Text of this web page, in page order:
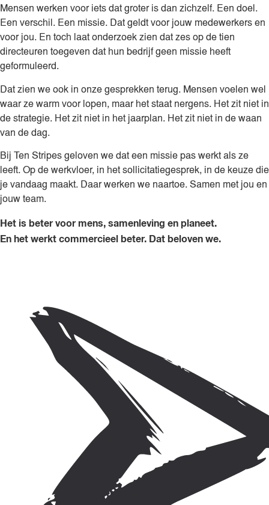
Mensen werken voor iets dat groter is dan zichzelf. Een doel.
Een verschil. Een missie. Dat geldt voor jouw medewerkers en
voor jou. En toch laat onderzoek zien dat zes op de tien
directeuren toegeven dat hun bedrijf geen missie heeft
geformuleerd.
Dat zien we ook in onze gesprekken terug. Mensen voelen wel
waar ze warm voor lopen, maar het staat nergens. Het zit niet in
de strategie. Het zit niet in het jaarplan. Het zit niet in de waan
van de dag.
Bij Ten Stripes geloven we dat een missie pas werkt als ze
leeft. Op de werkvloer, in het sollicitatiegesprek, in de keuze die
je vandaag maakt. Daar werken we naartoe. Samen met jou en
jouw team.
Het is beter voor mens, samenleving en planeet.
En het werkt commercieel beter. Dat beloven we.